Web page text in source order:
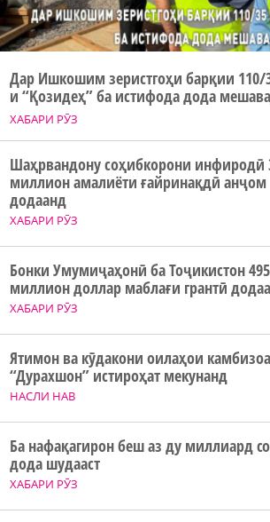
ХАБАРИ РӮЗ
Дар Ишкошим зеристгоҳи барқии 110/
и “Қозидеҳ” ба истифода дода
ХАБАРИ РӮЗ
Шаҳрвандону соҳибкорони инфиродӣ
миллион амалиёти ғайринақдӣ анҷом
додаанд
ХАБАРИ РӮЗ
Бонки Умумиҷаҳонӣ ба Тоҷикистон 495
миллион доллар маблағи грантӣ
НАСЛИ НАВ
Ятимон ва кӯдакони оилаҳои
“Дурахшон” истироҳат мекунанд
ХАБАРИ РӮЗ
Ба нафақагирон беш аз ду миллиард
дода шудааст